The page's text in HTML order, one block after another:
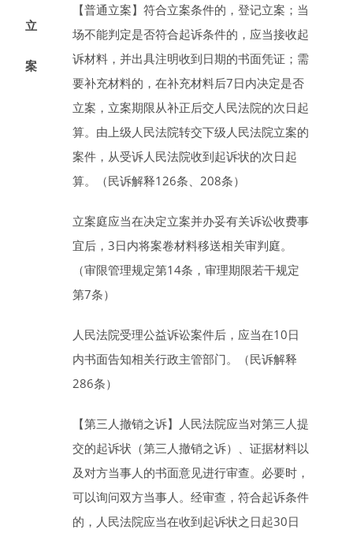
立
案
【普通立案】符合立案条件的，登记立案；当
场不能判定是否符合起诉条件的，应当接收起
诉材料，并出具注明收到日期的书面凭证；需
要补充材料的，在补充材料后7日内决定是否
立案，立案期限从补正后交人民法院的次日起
算。由上级人民法院转交下级人民法院立案的
案件，从受诉人民法院收到起诉状的次日起
算。（民诉解释126条、208条）
立案庭应当在决定立案并办妥有关诉讼收费事
宜后，3日内将案卷材料移送相关审判庭。
（审限管理规定第14条，审理期限若干规定
第7条）
人民法院受理公益诉讼案件后，应当在10日
内书面告知相关行政主管部门。（民诉解释
286条）
【第三人撤销之诉】 人民法院应当对第三人提
交的起诉状（第三人撤销之诉）、证据材料以
及对方当事人的书面意见进行审查。必要时，
可以询问双方当事人。经审查，符合起诉条件
的，人民法院应当在收到起诉状之日起30日